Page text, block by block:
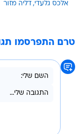
אלכס גלעדי דליה מזור
טרם התפרסמו